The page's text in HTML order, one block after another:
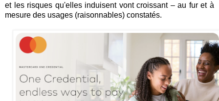
et les risques qu'elles induisent vont croissant – au fur et à
mesure des usages (raisonnables) constatés.